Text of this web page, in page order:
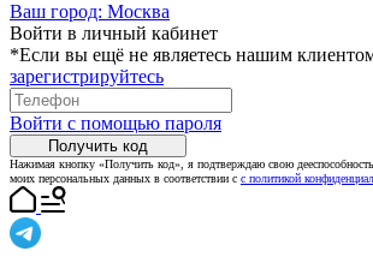
Ваш город: Москва
Войти в личный кабинет
*Если вы ещё не являетесь нашим
зарегистрируйтесь
Войти с помощью пароля
Получить код
Нажимая кнопку «Получить код», я подтверждаю свою
моих персональных данных в соответствии с с политикой